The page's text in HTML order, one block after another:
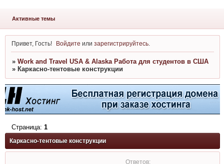
Активные темы
Привет, Гость! Войдите илизарегистрируйтесь
» Work and Travel USA & Alaska Работа для студентов в США
» Каркасно-тентовые конструкции
Каркасно-тентовые конструкции
Страница: 1